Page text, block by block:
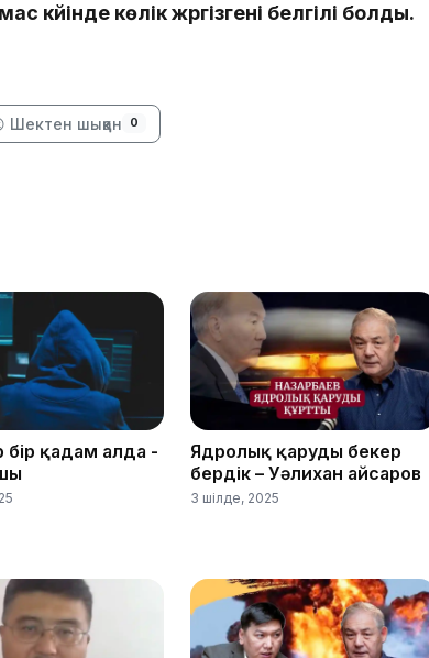
күйінде көлік жүргізгені белгілі болды.
Шектен шыққан 0
бір қадам алда -
Ядролық қаруды бекер
бердік – Уәлихан Қайсаров
3 шілде, 2025